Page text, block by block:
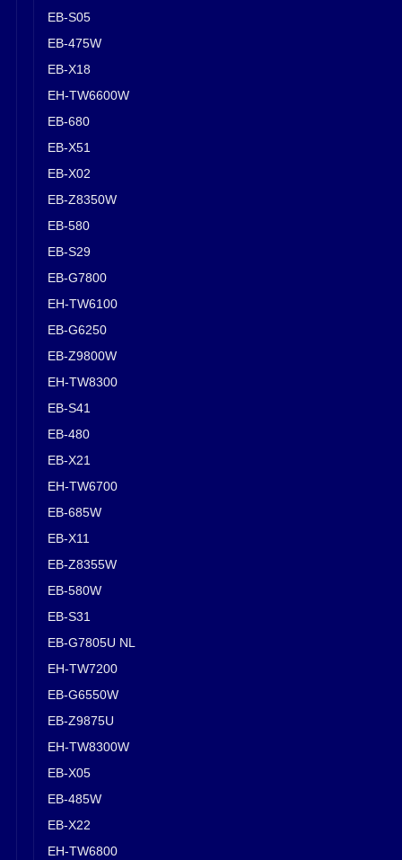
EB-S05
EB-475W
EB-X18
EH-TW6600W
EB-680
EB-X51
EB-X02
EB-Z8350W
EB-580
EB-S29
EB-G7800
EH-TW6100
EB-G6250
EB-Z9800W
EH-TW8300
EB-S41
EB-480
EB-X21
EH-TW6700
EB-685W
EB-X11
EB-Z8355W
EB-580W
EB-S31
EB-G7805U NL
EH-TW7200
EB-G6550W
EB-Z9875U
EH-TW8300W
EB-X05
EB-485W
EB-X22
EH-TW6800